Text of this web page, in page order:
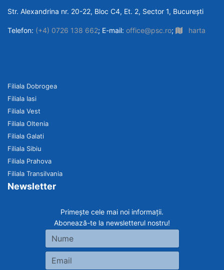
Str. Alexandrina nr. 20-22, Bloc C4, Et. 2, Sector 1, București
Telefon: (+4) 0726 138 662; E-mail: office@psc.ro; harta
Filiala Dobrogea
Filiala Iasi
Filiala Vest
Filiala Oltenia
Filiala Galati
Filiala Sibiu
Filiala Prahova
Filiala Transilvania
Newsletter
Primește cele mai noi informații.
Abonează-te la newsletterul nostru!